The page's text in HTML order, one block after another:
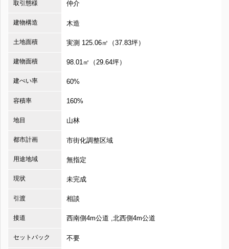
取引態様 仲介
建物構造 木造
土地面積 実測 125.06㎡（37.83坪）
建物面積 98.01㎡（29.64坪）
建ぺい率 60%
容積率 160%
地目 山林
都市計画 市街化調整区域
用途地域 無指定
現状 未完成
引渡 相談
接道 西南側4m公道 ,北西側4m公道
セットバック 不要